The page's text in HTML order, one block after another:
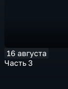
16 августа
Часть 3